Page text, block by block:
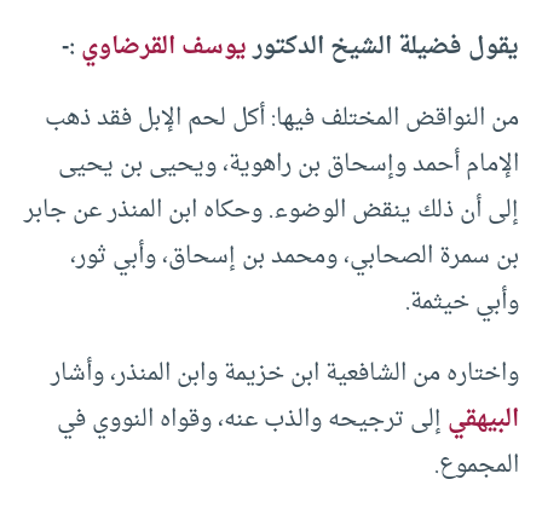
يقول فضيلة الشيخ الدكتوريوسف القرضاوي:-
من النواقض المختلف فيها: أكل لحم الإبل فقد ذهب
الإمام أحمد وإسحاق بن راهوية، ويحيى بن يحيى
إلى أن ذلك ينقض الوضوء. وحكاه ابن المنذر عن جابر
بن سمرة الصحابي، ومحمد بن إسحاق، وأبي ثور،
وأبي خيثمة.
واختاره من الشافعية ابن خزيمة وابن المنذر، وأشار
البيهقيإلى ترجيحه والذب عنه، وقواه النووي في
المجموع.